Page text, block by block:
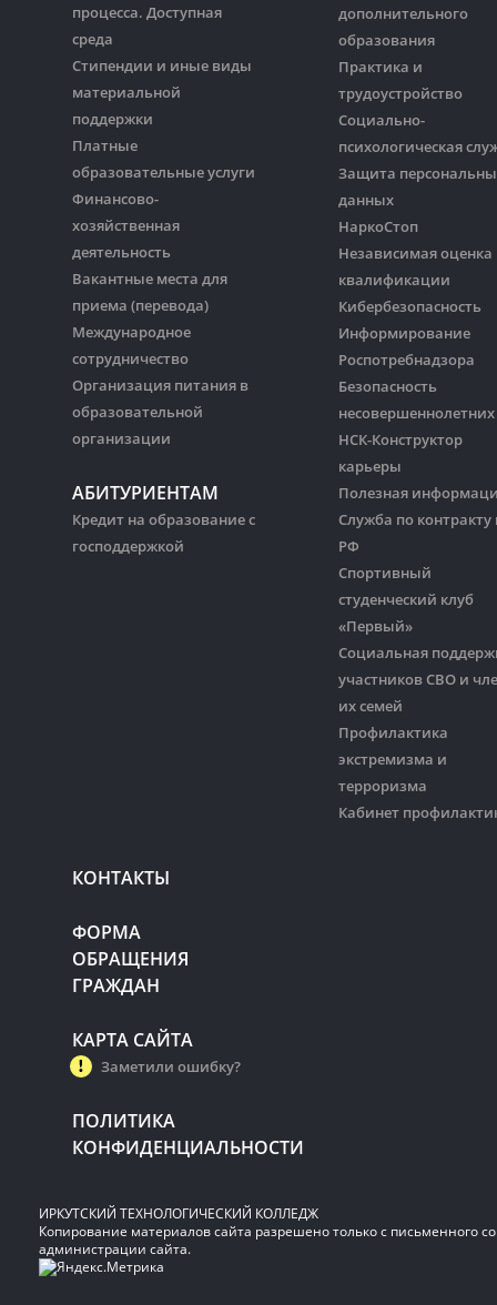
процесса. Доступная
среда
Стипендии и иные виды
материальной
поддержки
Платные
образовательные услуги
Финансово-
хозяйственная
деятельность
Вакантные места для
приема (перевода)
Международное
сотрудничество
Организация питания в
образовательной
организации
АБИТУРИЕНТАМ
Кредит на образование с
господдержкой
дополнительного
образования
Практика и
трудоустройство
Социально-
психологическая
Защита
данных
НаркоСтоп
Независимая оценка
квалификации
Кибербезопасность
Информирование
Роспотребнадзора
Безопасность
несовершеннолетних
НСК-Конструктор
карьеры
Полезная
Служба по контракту
РФ
Спортивный
студенческий клуб
«Первый»
Социальная
участников СВО и
их семей
Профилактика
экстремизма и
терроризма
Кабинет
КОНТАКТЫ
ФОРМА
ОБРАЩЕНИЯ
ГРАЖДАН
КАРТА САЙТА
Заметили ошибку?
ПОЛИТИКА
КОНФИДЕНЦИАЛЬНОСТИ
ИРКУТСКИЙ ТЕХНОЛОГИЧЕСКИЙ КОЛЛЕДЖ
Копирование материалов сайта разрешено только с письменного
администрации сайта.